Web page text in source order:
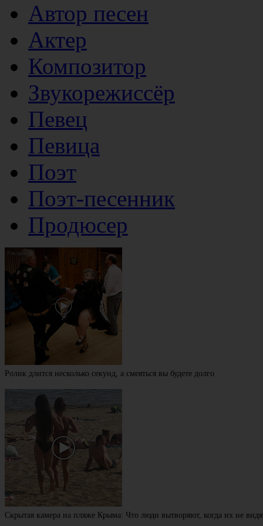
Автор песен
Актер
Композитор
Звукорежиссёр
Певец
Певица
Поэт
Поэт-песенник
Продюсер
Ролик длится несколько секунд, а смеяться вы будете долго
Скрытая камера на пляже Крыма: Что люди вытворяют, когда их не